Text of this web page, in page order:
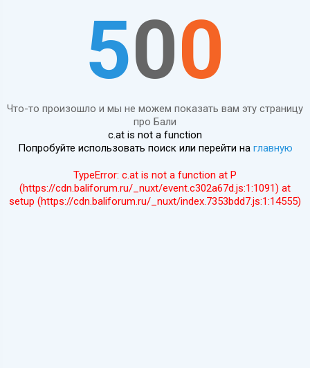
500
Что-то произошло и мы не можем показать вам эту страницу
про Бали
c.at is not a function
Попробуйте использовать поиск или перейти на главную
TypeError: c.at is not a function at P
(https://cdn.baliforum.ru/_nuxt/event.c302a67d.js:1:1091) at
setup (https://cdn.baliforum.ru/_nuxt/index.7353bdd7.js:1:14555)